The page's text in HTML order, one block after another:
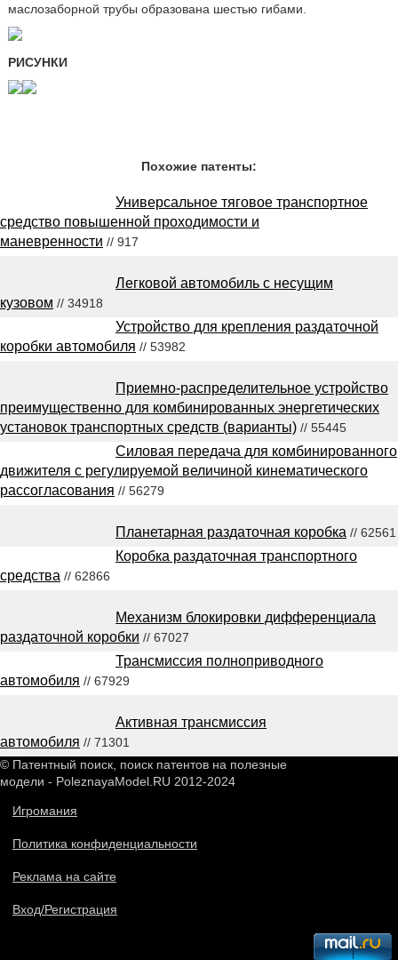
маслозаборной трубы образована шестью гибами.
РИСУНКИ
Похожие патенты:
Универсальное тяговое транспортное
средство повышенной проходимости и
маневренности // 917
Легковой автомобиль с несущим
кузовом // 34918
Устройство для крепления раздаточной
коробки автомобиля // 53982
Приемно-распределительное устройство
преимущественно для комбинированных энергетических
установок транспортных средств (варианты) // 55445
Силовая передача для комбинированного
движителя с регулируемой величиной кинематического
рассогласования // 56279
Планетарная раздаточная коробка // 62561
Коробка раздаточная транспортного
средства // 62866
Механизм блокировки дифференциала
раздаточной коробки // 67027
Трансмиссия полноприводного
автомобиля // 67929
Активная трансмиссия
автомобиля // 71301
© Патентный поиск, поиск патентов на полезные
модели - PoleznayaModel.RU 2012-2024
Игромания
Политика конфиденциальности
Реклама на сайте
Вход/Регистрация